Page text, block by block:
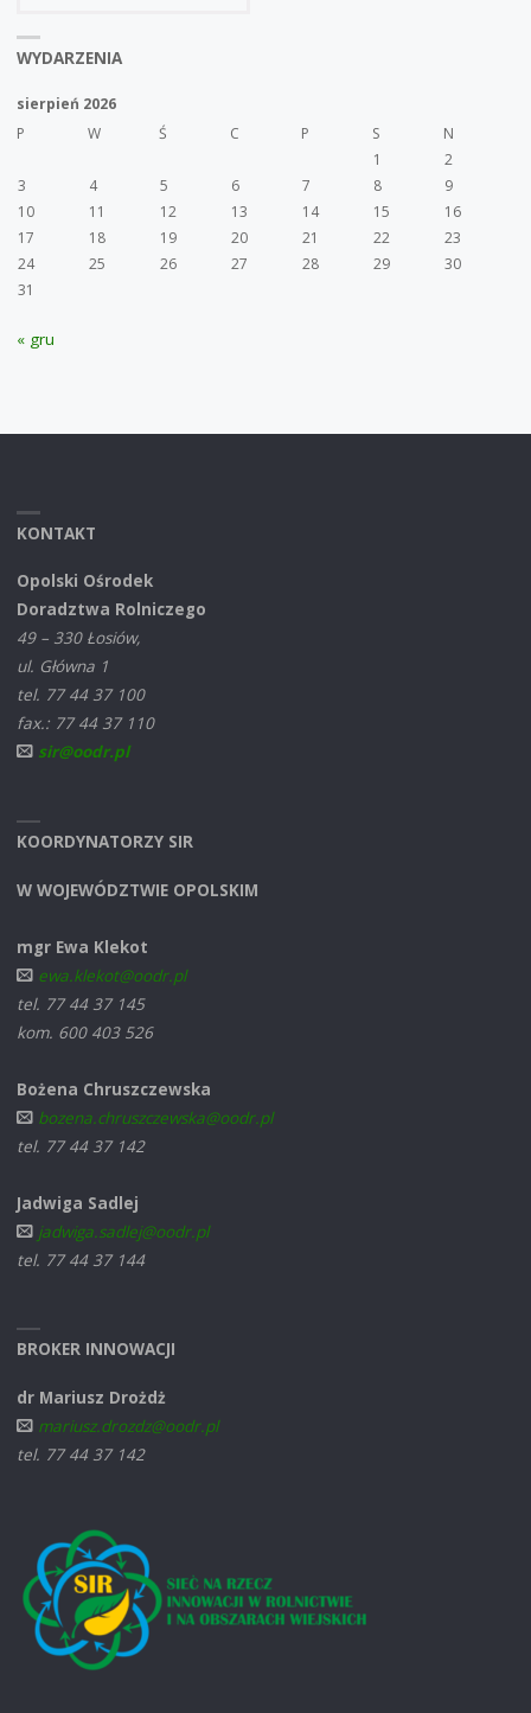
WYDARZENIA
sierpień 2026
P
W Ś C P S
N
1
2
3
4 5 6 7 8
9
10
11 12 13 14 15
16
17
18 19 20 21 22
23
24
25 26 27 28 29
30
31
« gru
KONTAKT
Opolski Ośrodek
Doradztwa Rolniczego
49 – 330 Łosiów,
ul. Główna 1
tel. 77 44 37 100
fax.: 77 44 37 110
sir@oodr.pl
KOORDYNATORZY SIR
W WOJEWÓDZTWIE OPOLSKIM
mgr Ewa Klekot
ewa.klekot@oodr.pl
tel. 77 44 37 145
kom. 600 403 526
Bożena Chruszczewska
bozena.chruszczewska@oodr.pl
tel. 77 44 37 142
Jadwiga Sadlej
jadwiga.sadlej@oodr.pl
tel. 77 44 37 144
BROKER INNOWACJI
dr Mariusz Drożdż
mariusz.drozdz@oodr.pl
tel. 77 44 37 142